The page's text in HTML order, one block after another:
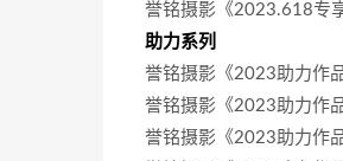
誉铭摄影《2023.618专
助力系列
誉铭摄影《2023助力作
誉铭摄影《2023助力作
誉铭摄影《2023助力作